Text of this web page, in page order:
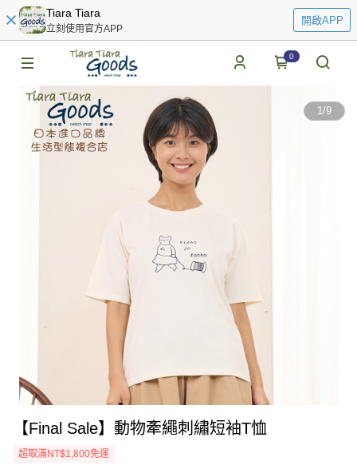
Tiara Tiara
立刻使用官方APP
開啟APP
0
1/9
【Final Sale】動物牽繩刺繡短袖T恤
超取滿NT$1,800免運